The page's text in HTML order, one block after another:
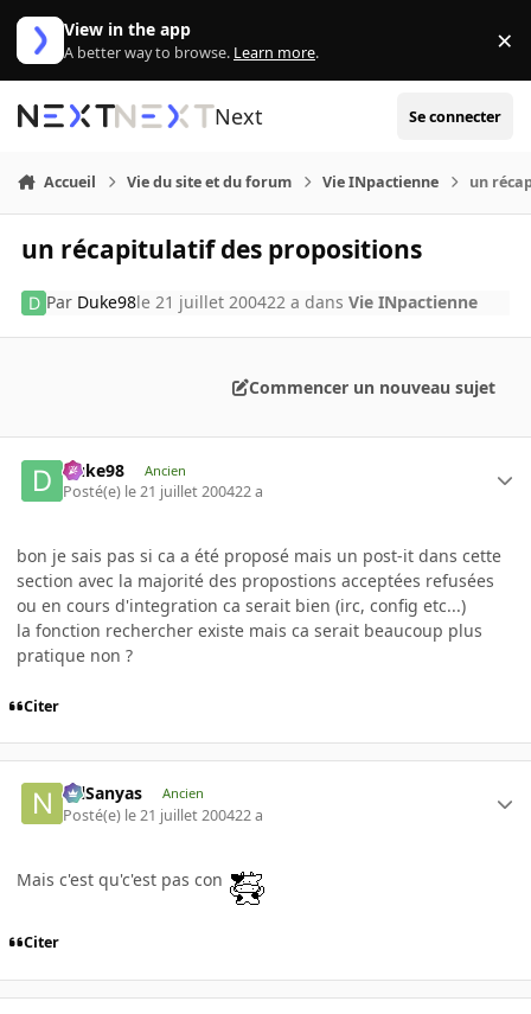
Aller au contenu
View in the app
A better way to browse. Learn more. ×
Next Se connecter
Accueil Vie du site et du forum Vie INpactienne un
un récapitulatif des propositions
Par Duke98le 21 juillet 200422 a dansVie INpactienne
Commencer un nouveau sujet
Duke98 Ancien
Posté(e) le 21 juillet 200422 a
bon je sais pas si ca a été proposé mais un post-it dans cette
section avec la majorité des propostions acceptées refusées
ou en cours d'integration ca serait bien (irc, config etc...)
la fonction rechercher existe mais ca serait beaucoup plus
pratique non ?
Citer
NilSanyas Ancien
Posté(e) le 21 juillet 200422 a
Mais c'est qu'c'est pas con
Citer